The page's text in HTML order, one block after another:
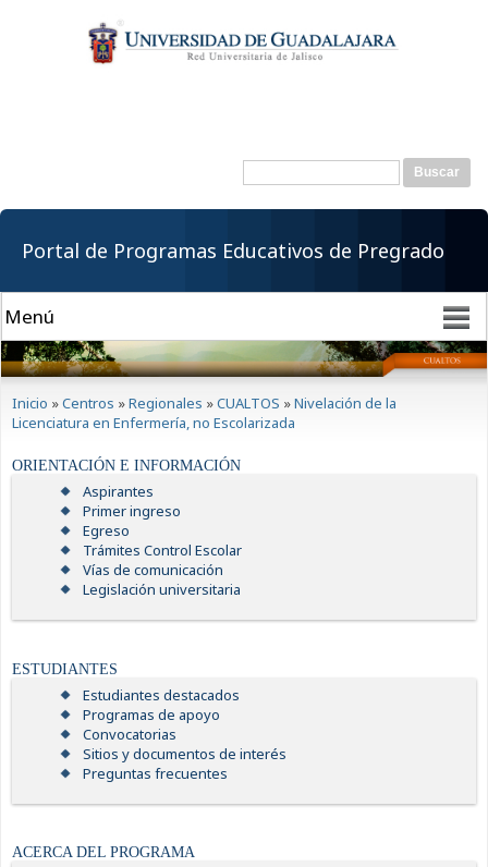
contenido
principal
Formulario de
Buscar
Portal de Programas Educativos de Pregrado
Inicio »Centros »Regionales »CUALTOS »Nivelación de la
Licenciatura en Enfermería, no Escolarizada
ORIENTACIÓN E INFORMACIÓN
Aspirantes
Primer ingreso
Egreso
Trámites Control Escolar
Vías de comunicación
Legislación universitaria
ESTUDIANTES
Estudiantes destacados
Programas de apoyo
Convocatorias
Sitios y documentos de interés
Preguntas frecuentes
ACERCA DEL PROGRAMA